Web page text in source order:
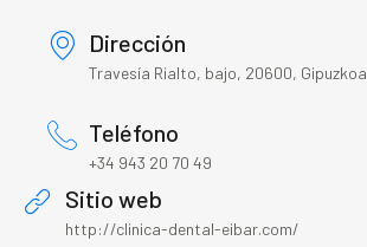
Dirección
Travesía Rialto, bajo, 20600, Gipuzkoa
Teléfono
+34 943 20 70 49
Sitio web
http://clinica-dental-eibar.com/